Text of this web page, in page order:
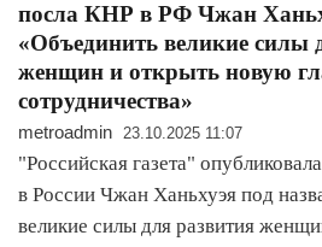
посла КНР в РФ Чжан
«Объединить великие силы
женщин и открыть новую
сотрудничества»
metroadmin 23.10.2025 11:07
"Российская газета"
в России Чжан Ханьхуэя под
великие силы для развития